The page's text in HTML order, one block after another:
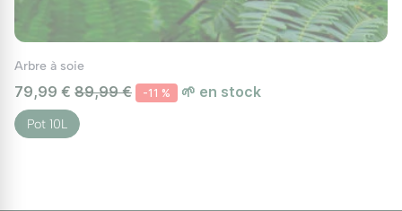
Arbre à soie
79,99 € 89,99 € -11 % 🌱 en stock
Pot 10L